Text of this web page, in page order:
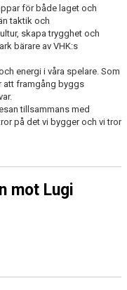
för både laget och
taktik och
skapa trygghet och
bärare av VHK:s
energi i våra spelare. Som
att framgång byggs
tillsammans med
på det vi bygger och vi tror
mot Lugi